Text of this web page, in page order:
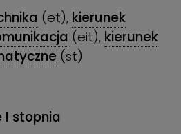
(et), kierunek
(eit), kierunek
(st)
stopnia